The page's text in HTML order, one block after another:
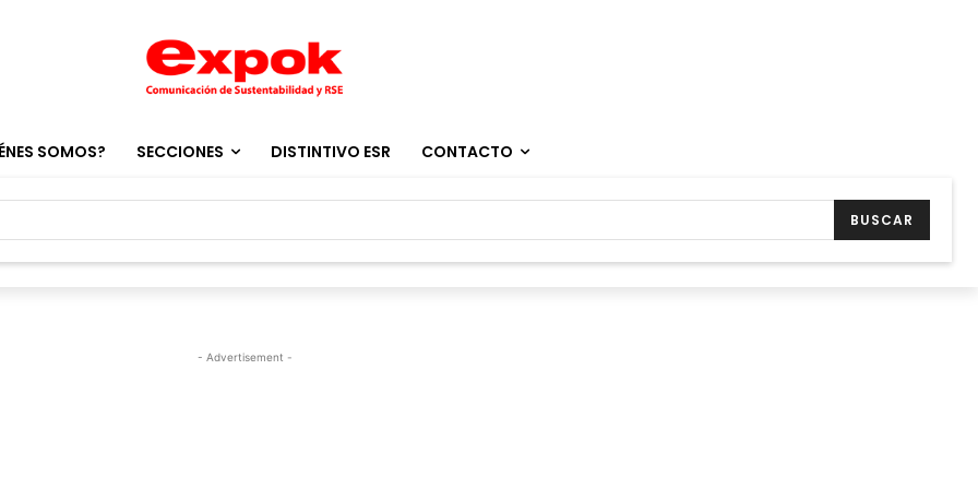
SOMOS? SECCIONES DISTINTIVO ESR CONTACTO
BUSCAR
- Advertisement -